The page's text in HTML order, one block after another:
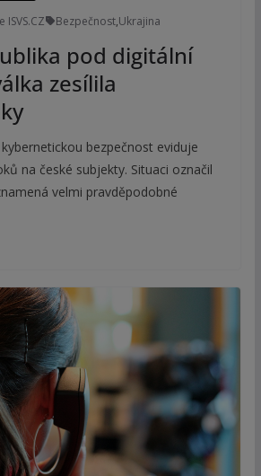
ISVS.CZ Bezpečnost,Ukrajina
pod digitální
zesílila
bezpečnost eviduje
na české subjekty. Situaci označil
velmi pravděpodobné